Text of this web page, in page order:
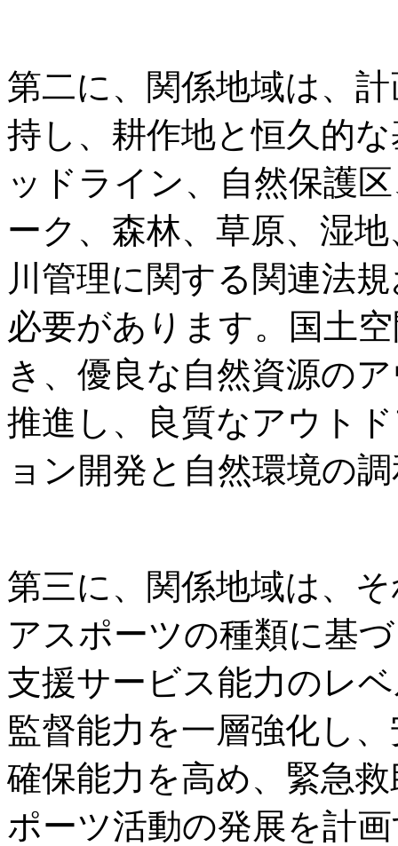
第二に、関係地域は、
持し、耕作地と恒久的
ッドライン、自然保護
ーク、森林、草原、湿
川管理に関する関連法
必要があります。国土
き、優良な自然資源の
推進し、良質なアウト
ョン開発と自然環境の
第三に、関係地域は、
アスポーツの種類に基
支援サービス能力のレ
監督能力を一層強化し
確保能力を高め、緊急
ポーツ活動の発展を計